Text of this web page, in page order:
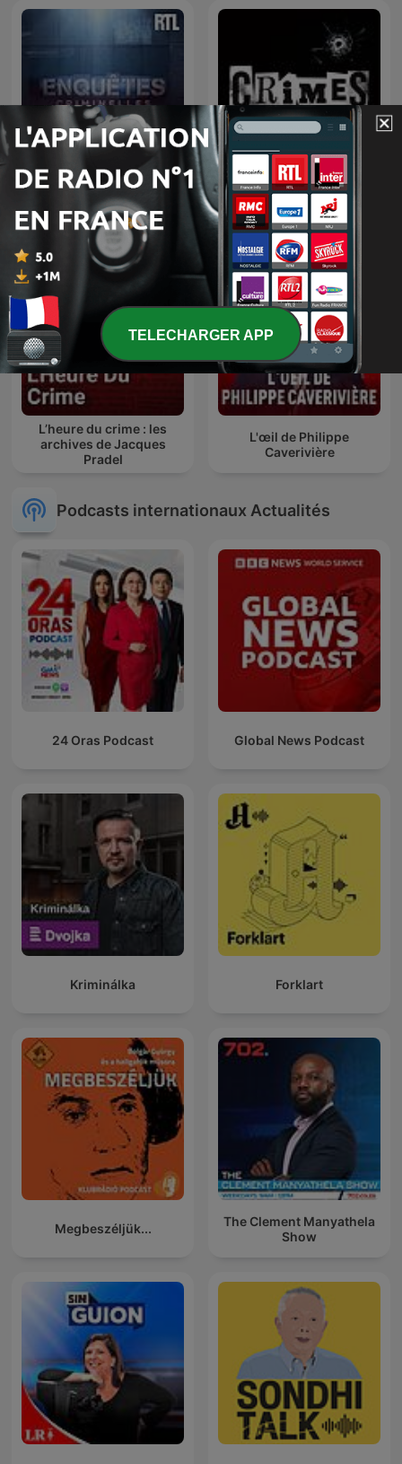
Enquêtes criminelles CRIMES • Histoires Vraies
L’heure du crime : les
archives de Jacques
Pradel
L'œil de Philippe
Caverivière
Podcasts internationaux Actualités
24 Oras Podcast Global News Podcast
Kriminálka Forklart
Megbeszéljük...
The Clement Manyathela
Show
TELECHARGER APP